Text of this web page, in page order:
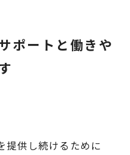
ポートと働きや
提供し続けるために